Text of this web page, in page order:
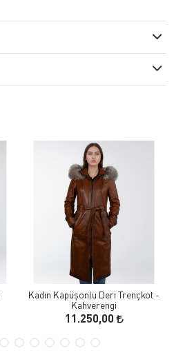
Kadın Kapüşonlu Deri Trençkot -
Kahverengi
11.250,00